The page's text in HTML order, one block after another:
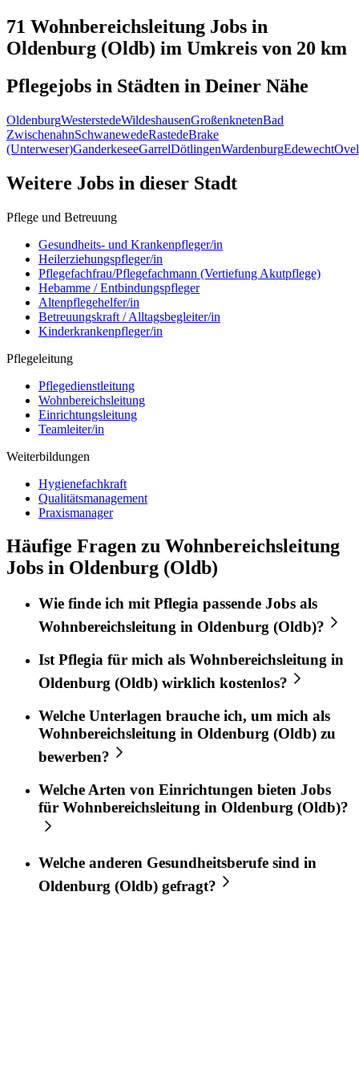
71 Wohnbereichsleitung Jobs in
Oldenburg (Oldb) im Umkreis von 20 km
Pflegejobs in Städten in Deiner Nähe
OldenburgWesterstedeWildeshausenGroßenknetenBad
ZwischenahnSchwanewedeRastedeBrake
(Unterweser)GanderkeseeGarrelDötlingenWardenburgEdewecht
Weitere Jobs in dieser Stadt
Pflege und Betreuung
Gesundheits- und Krankenpfleger/in
Heilerziehungspfleger/in
Pflegefachfrau/Pflegefachmann (Vertiefung Akutpflege)
Hebamme / Entbindungspfleger
Altenpflegehelfer/in
Betreuungskraft / Alltagsbegleiter/in
Kinderkrankenpfleger/in
Pflegeleitung
Pflegedienstleitung
Wohnbereichsleitung
Einrichtungsleitung
Teamleiter/in
Weiterbildungen
Hygienefachkraft
Qualitätsmanagement
Praxismanager
Häufige Fragen zu Wohnbereichsleitung
Jobs in Oldenburg (Oldb)
Wie finde ich mitPflegia passende Jobs als
Wohnbereichsleitung in Oldenburg (Oldb)?
Ist Pflegia für mich als Wohnbereichsleitung in
Oldenburg (Oldb) wirklich kostenlos?
Welche Unterlagen brauche ich, um mich als
Wohnbereichsleitung in Oldenburg (Oldb) zu
bewerben?
Welche Arten von Einrichtungen bieten Jobs
für Wohnbereichsleitung in Oldenburg (Oldb)?
Welche anderen Gesundheitsberufe sind in
Oldenburg (Oldb) gefragt?